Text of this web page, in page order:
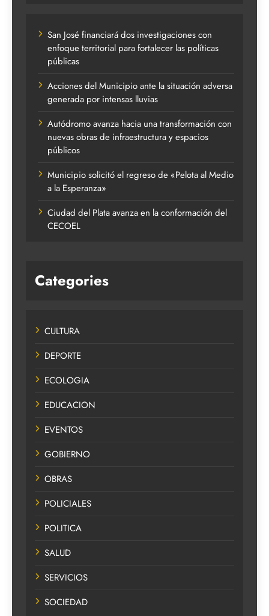
San José financiará dos investigaciones con
enfoque territorial para fortalecer las políticas
públicas
Acciones del Municipio ante la situación adversa
generada por intensas lluvias
Autódromo avanza hacia una transformación con
nuevas obras de infraestructura y espacios
públicos
Municipio solicitó el regreso de «Pelota al Medio
a la Esperanza»
Ciudad del Plata avanza en la conformación del
CECOEL
Categories
CULTURA
DEPORTE
ECOLOGIA
EDUCACION
EVENTOS
GOBIERNO
OBRAS
POLICIALES
POLITICA
SALUD
SERVICIOS
SOCIEDAD